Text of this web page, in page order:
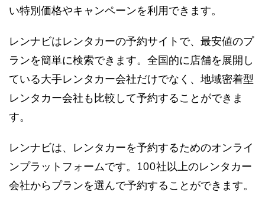
い特別価格やキャンペーンを利用できます。
レンナビはレンタカーの予約サイトで、最安値のプ
ランを簡単に検索できます。全国的に店舗を展開し
ている大手レンタカー会社だけでなく、地域密着型
レンタカー会社も比較して予約することができま
す。
レンナビは、レンタカーを予約するためのオンライ
ンプラットフォームです。100社以上のレンタカー
会社からプランを選んで予約することができます。